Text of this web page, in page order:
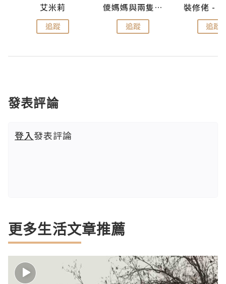
艾米莉
追蹤
儍媽媽與兩隻小魔怪之家
追蹤 追蹤
發表評論
登入發表評論
更多生活文章推薦